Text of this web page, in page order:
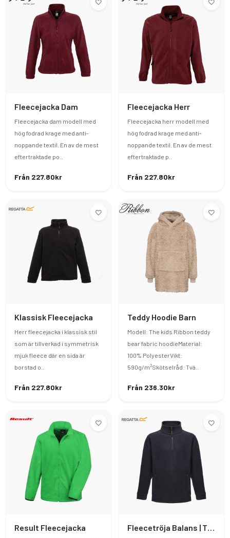
Fleecejacka Dam
Fleecejacka dam modell med
hög fodrad krage med anti-
noppande textil. En av de mest
eftertraktade po..
Från 227.80kr
Fleecejacka Herr
Fleecejacka herr modell med
hög fodrad krage med anti-
noppande textil. En av de mest
eftertraktade p..
Från 227.80kr
Klassisk Fleecejacka
Herr fleecejacka i klassisk stil
som är tillverkad i symmetrisk
mjuk fleece där en sida är
borstad o..
Från 227.80kr
Teddy Hoodie Barn
Modell: The kids Ribbon teddy
bear fabric hoodieMaterial:
100% PolyesterVikt:
590g/m²Skötselråd: Tvä..
Från 236.30kr
Result Fleecejacka Fleecetröja Balans | Thor Overhead Fleece